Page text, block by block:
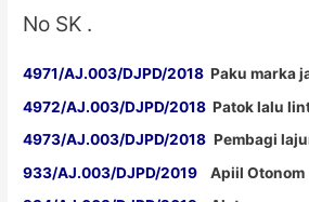
No SK .
4971/AJ.003/DJPD/2018 Paku marka
4972/AJ.003/DJPD/2018 Patok lalu
4973/AJ.003/DJPD/2018 Pembagi
933/AJ.003/DJPD/2019 Apiil Otonom